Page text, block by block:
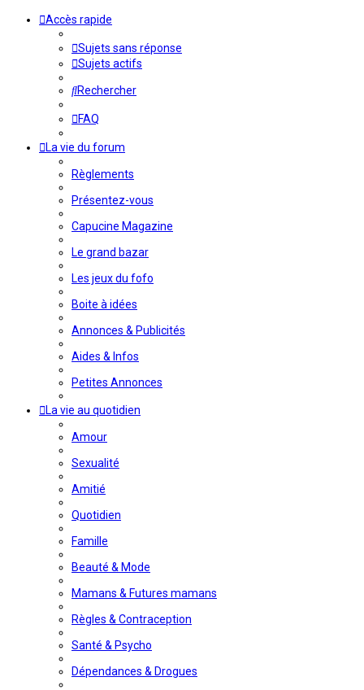
Accès rapide
Sujets sans réponse
Sujets actifs
Rechercher
FAQ
La vie du forum
Règlements
Présentez-vous
Capucine Magazine
Le grand bazar
Les jeux du fofo
Boite à idées
Annonces & Publicités
Aides & Infos
Petites Annonces
La vie au quotidien
Amour
Sexualité
Amitié
Quotidien
Famille
Beauté & Mode
Mamans & Futures mamans
Règles & Contraception
Santé & Psycho
Dépendances & Drogues